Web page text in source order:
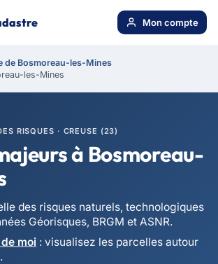
Mon compte
de Bosmoreau-les-Mines
les-Mines
RISQUES · CREUSE (23)
à Bosmoreau-
des risques naturels, technologiques
Géorisques, BRGM et ASNR.
moi : visualisez les parcelles autour